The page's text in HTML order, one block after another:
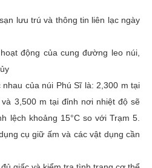
lưu trú và thông tin liên lạc ngày
động của cung đường leo núi,
của núi Phú Sĩ là: 2,300 m tại
3,500 m tại đỉnh nơi nhiệt độ sẽ
lệch khoảng 15°C so với Trạm 5.
cụ giữ ấm và các vật dụng cần